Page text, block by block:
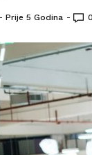
Prije 5 Godina 0